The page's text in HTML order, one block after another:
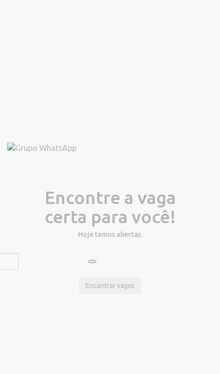
Encontre a vaga
certa para você!
Hoje temos abertas.
Encontrar vagas